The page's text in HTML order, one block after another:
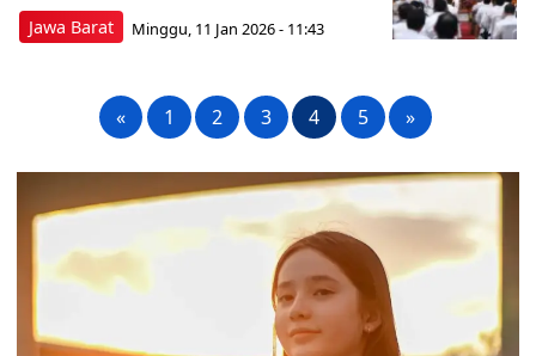
Jawa Barat Minggu, 11 Jan 2026 - 11:43
« 1 2 3 4 5 »